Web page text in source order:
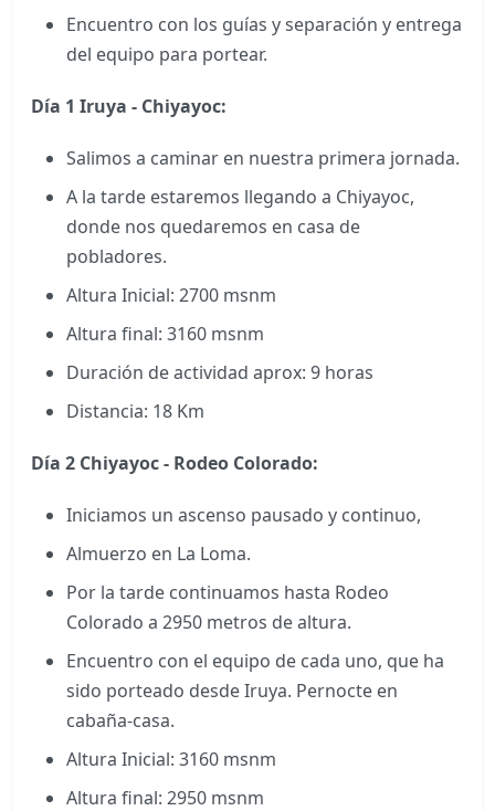
Encuentro con los guías y separación y entrega
del equipo para portear.
Día 1 Iruya - Chiyayoc:
Salimos a caminar en nuestra primera jornada.
A la tarde estaremos llegando a Chiyayoc,
donde nos quedaremos en casa de
pobladores.
Altura Inicial: 2700 msnm
Altura final: 3160 msnm
Duración de actividad aprox: 9 horas
Distancia: 18 Km
Día 2 Chiyayoc - Rodeo Colorado:
Iniciamos un ascenso pausado y continuo,
Almuerzo en La Loma.
Por la tarde continuamos hasta Rodeo
Colorado a 2950 metros de altura.
Encuentro con el equipo de cada uno, que ha
sido porteado desde Iruya. Pernocte en
cabaña-casa.
Altura Inicial: 3160 msnm
Altura final: 2950 msnm